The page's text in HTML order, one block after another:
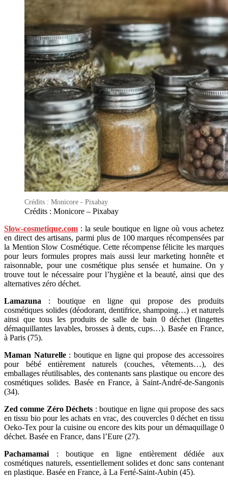
Crédits : Monicore - Pixabay
Crédits : Monicore – Pixabay
Slow-cosmetique.com : la seule boutique en ligne où vous achetez
en direct des artisans, parmi plus de 100 marques récompensées par
la Mention Slow Cosmétique. Cette récompense félicite les marques
pour leurs formules propres mais aussi leur marketing honnête et
raisonnable, pour une cosmétique plus sensée et humaine. On y
trouve tout le nécessaire pour l’hygiène et la beauté, ainsi que des
alternatives zéro déchet.
Lamazuna : boutique en ligne qui propose des produits
cosmétiques solides (déodorant, dentifrice, shampoing…) et naturels
ainsi que tous les produits de salle de bain 0 déchet(lingettes
démaquillantes lavables, brosses à dents, cups…). Basée en France,
à Paris (75).
Maman Naturelle : boutique en ligne qui propose des accessoires
pour bébé entièrement naturels (couches, vêtements…), des
emballages réutilisables, des contenants sans plastique ou encore des
cosmétiques solides. Basée en France, à Saint-André-de-Sangonis
(34).
Zed comme Zéro Déchets : boutique en ligne qui propose dessacs
en tissu bio pour les achats en vrac, des couvercles 0 déchet en tissu
Oeko-Tex pour la cuisine ou encore des kits pour un démaquillage 0
déchet. Basée en France, dans l’Eure (27).
Pachamamai : boutique en ligne entièrement dédiée aux
cosmétiques naturels, essentiellement solides et donc sans contenant
en plastique. Basée en France, à La Ferté-Saint-Aubin (45).